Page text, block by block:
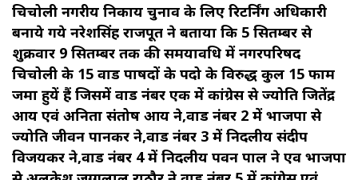
चिचोली नगरीय निकाय चुनाव के लिए रिटर्निंग अधिकारी
बनाये गये नरेशसिंह राजपूत ने बताया कि 5 सितम्बर से
शुक्रवार 9 सितम्बर तक की समयावधि में नगरपरिषद
चिचोली के 15 वार्ड पार्षदों के पदो के विरुद्ध कुल 15 फार्म
जमा हुयें हैं जिसमें वार्ड नंबर एक में कांग्रेस से ज्योति जितेंद्र
आर्य एवं अनिता संतोष आर्य ने,वार्ड नंबर 2 में भाजपा से
ज्योति जीवन पानकर ने,वार्ड नंबर 3 में निर्दलीय संदीप
विजयकर ने,वार्ड नंबर 4 में निर्दलीय पवन पाल ने एव भाजपा